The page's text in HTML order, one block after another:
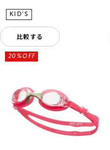
比較する
20%OFF